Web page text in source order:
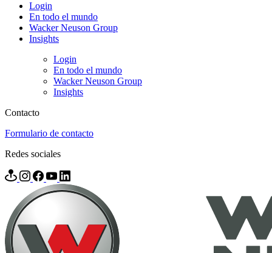
Login
En todo el mundo
Wacker Neuson Group
Insights
Login
En todo el mundo
Wacker Neuson Group
Insights
Contacto
Formulario de contacto
Redes sociales